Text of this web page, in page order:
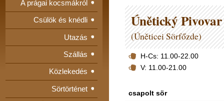
A prágai kocsmákról
Csülök és knédli
Utazás
Szállás
Közlekedés
Sörtörténet
Únětický Pivovar
(Úněticei Sörfőzde)
H-Cs: 11.00-22.00
V: 11.00-21.00
csapolt sör